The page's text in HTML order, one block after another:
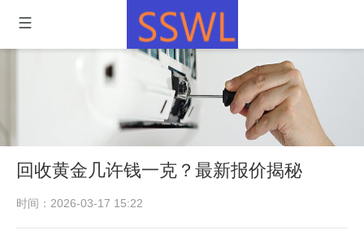
回收黄金几许钱一克？最新报价揭秘
时间：2026-03-17 15:22